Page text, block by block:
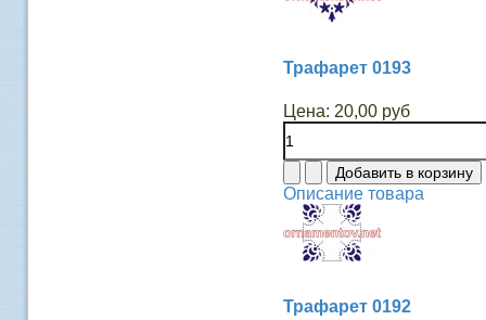
Трафарет 0193
Цена: 20,00 руб
Описание товара
Трафарет 0192